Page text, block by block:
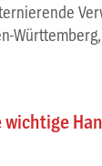
Württemberg,
wichtige